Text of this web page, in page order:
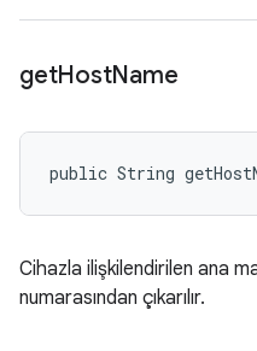
getHostName
public String
Cihazla ilişkilendirilen ana
numarasından çıkarılır.